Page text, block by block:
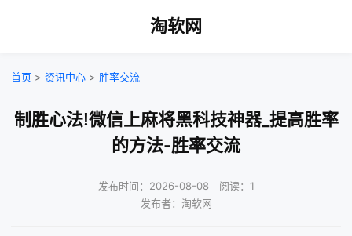
淘软网
首页 > 资讯中心 > 胜率交流
制胜心法!微信上麻将黑科技神器_提高胜率
的方法-胜率交流
发布时间：2026-08-08｜阅读：1
发布者：淘软网